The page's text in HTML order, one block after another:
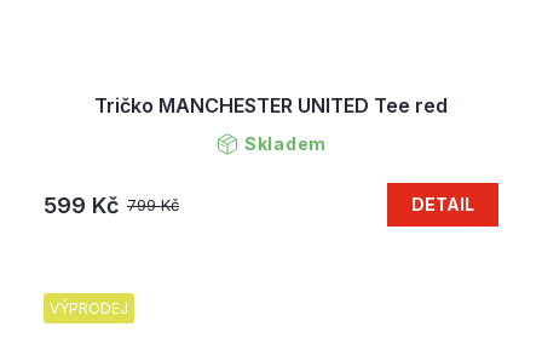
Tričko MANCHESTER UNITED Tee red
Skladem
799 Kč
599 Kč DETAIL
VÝPRODEJ